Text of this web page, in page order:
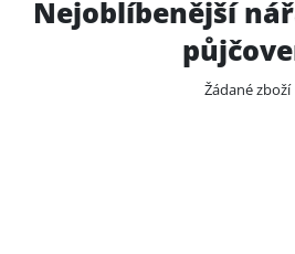
Nejoblíbenější
Žádané zboží